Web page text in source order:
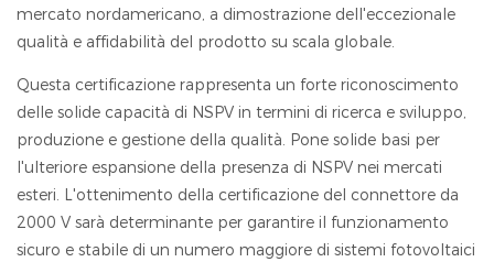
mercato nordamericano, a dimostrazione dell'eccezionale
qualità e affidabilità del prodotto su scala globale.
Questa certificazione rappresenta un forte riconoscimento
delle solide capacità di NSPV in termini di ricerca e sviluppo,
produzione e gestione della qualità. Pone solide basi per
l'ulteriore espansione della presenza di NSPV nei mercati
esteri. L'ottenimento della certificazione del connettore da
2000 V sarà determinante per garantire il funzionamento
sicuro e stabile di un numero maggiore di sistemi fotovoltaici